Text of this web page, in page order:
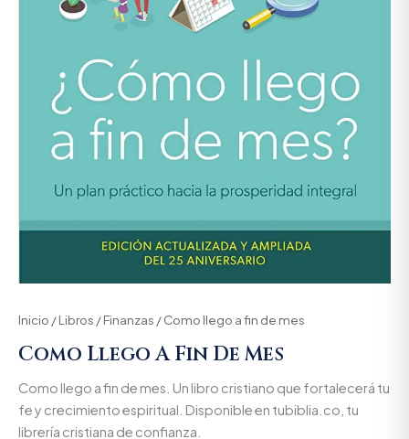
Inicio /Libros /Finanzas / Como llego a fin de mes
Como Llego A Fin De Mes
Como llego a fin de mes. Un libro cristiano que fortalecerá tu
fe y crecimiento espiritual. Disponible en tubiblia.co, tu
librería cristiana de confianza.